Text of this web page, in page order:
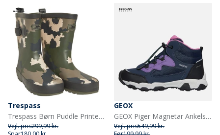
Trespass
Trespass Børn Puddle Printed Gummistøvler Grøn
Vejl. pris299,99 kr.
GEOX
GEOX Piger Magnetar Ankelstøvler Navy/Violet
Vejl. pris549,99 kr.